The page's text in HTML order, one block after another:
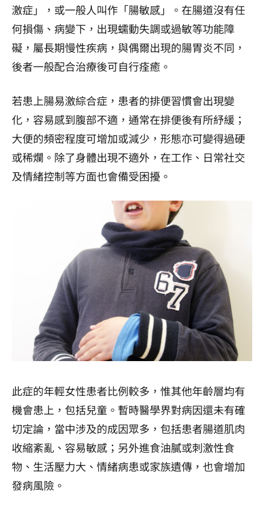
激症」，或一般人叫作「腸敏感」。在腸道沒有任
何損傷、病變下，出現蠕動失調或過敏等功能障
礙，屬長期慢性疾病，與偶爾出現的腸胃炎不同，
後者一般配合治療後可自行痊癒。
若患上腸易激綜合症，患者的排便習慣會出現變
化，容易感到腹部不適，通常在排便後有所紓緩；
大便的頻密程度可增加或減少，形態亦可變得過硬
或稀爛。除了身體出現不適外，在工作、日常社交
及情緒控制等方面也會備受困擾。
此症的年輕女性患者比例較多，惟其他年齡層均有
機會患上，包括兒童。暫時醫學界對病因還未有確
切定論，當中涉及的成因眾多，包括患者腸道肌肉
收縮紊亂、容易敏感；另外進食油膩或刺激性食
物、生活壓力大、情緒病患或家族遺傳，也會增加
發病風險。